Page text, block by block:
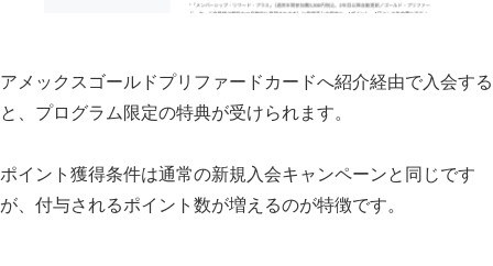
アメックスゴールドプリファードカードへ紹介経由で入会する
と、プログラム限定の特典が受けられます。
ポイント獲得条件は通常の新規入会キャンペーンと同じです
が、付与されるポイント数が増えるのが特徴です。